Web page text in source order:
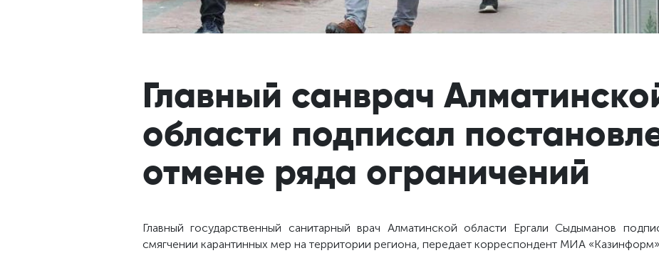
Главный санврач
области подписал
отмене ряда ограничений
Главный государственный санитарный врач Алматинской области Ергали Сыдыманов
смягчении карантинных мер на территории региона, передает корреспондент МИА